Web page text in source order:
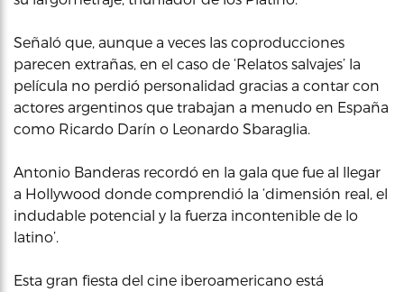
Señaló que, aunque a veces las coproducciones
parecen extrañas, en el caso de ‘Relatos salvajes’ la
película no perdió personalidad gracias a contar con
actores argentinos que trabajan a menudo en España
como Ricardo Darín o Leonardo Sbaraglia.
Antonio Banderas recordó en la gala que fue al llegar
a Hollywood donde comprendió la ‘dimensión real, el
indudable potencial y la fuerza incontenible de lo
latino’.
Esta gran fiesta del cine iberoamericano está